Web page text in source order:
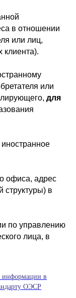
в отношении
или лиц,
клиента).
или
для
офиса, адрес
структуры) в
по управлению
лица, в
информации в
ОЭСР